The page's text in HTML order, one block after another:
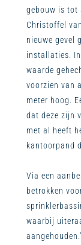
gebouw is tot
Christoffel
nieuwe gevel
installaties.
waarde
voorzien van
meter hoog.
dat deze zijn
met al heeft
kantoorpand
Via een
betrokken
waarbij
aangehouden.’